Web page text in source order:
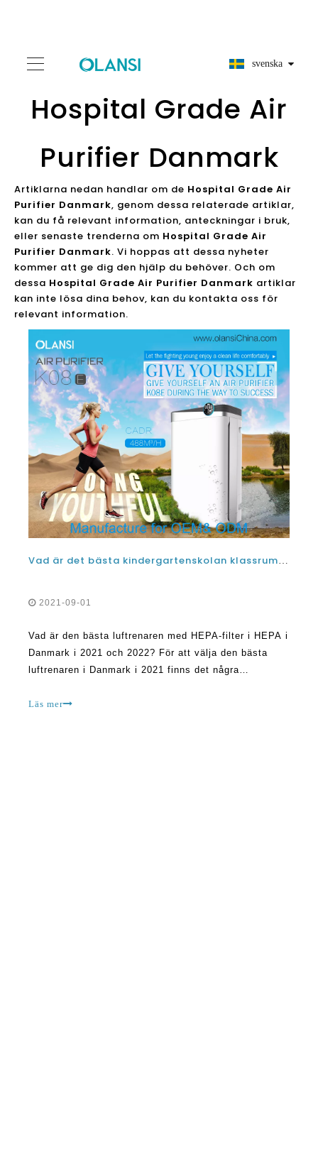
svenska
Hospital Grade Air
Purifier Danmark
Artiklarna nedan handlar om de Hospital Grade Air
Purifier Danmark, genom dessa relaterade artiklar,
kan du få relevant information, anteckningar i bruk,
eller senaste trenderna om Hospital Grade Air
Purifier Danmark. Vi hoppas att dessa nyheter
kommer att ge dig den hjälp du behöver. Och om
dessa Hospital Grade Air Purifier Danmark artiklar
kan inte lösa dina behov, kan du kontakta oss för
relevant information.
Vad är det bästa kindergartenskolan klassrummet luftrenare med HEPA-filter i HEPA i Danmark i 2021 och 2022?
2021-09-01
Vad är den bästa luftrenaren med HEPA-filter i HEPA i
Danmark i 2021 och 2022? För att välja den bästa
luftrenaren i Danmark i 2021 finns det några
kan vara höga CADR, generera minimalt brus,
Läs mer